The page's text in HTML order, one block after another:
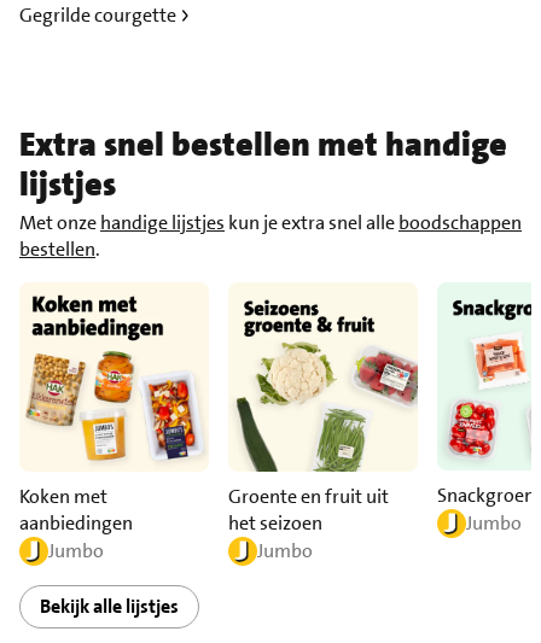
Gegrilde courgette
Extra snel bestellen met handige
lijstjes
Met onzehandige lijstjes kun je extra snel alleboodschappen
bestellen.
Koken met
aanbiedingen
Jumbo
Groente en fruit uit
het seizoen
Jumbo
Jumbo
Bekijk alle lijstjes